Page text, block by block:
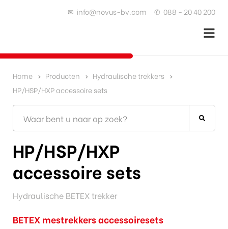
✉ info@novus-bv.com ✆ 088 - 20 40 200
Home Producten
Hydraulische trekkers
HP/HSP/HXP accessoire sets
HP/HSP/HXP
accessoire sets
Hydraulische BETEX trekker
BETEX mestrekkers accessoiresets